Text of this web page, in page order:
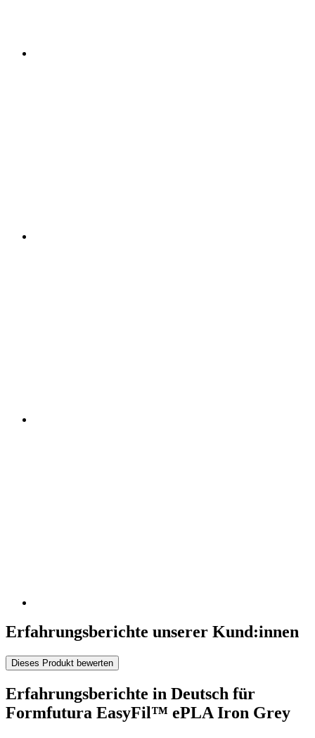
Erfahrungsberichte unserer Kund:innen
Dieses Produkt bewerten
Erfahrungsberichte in Deutsch für
Formfutura EasyFil™ ePLA Iron Grey